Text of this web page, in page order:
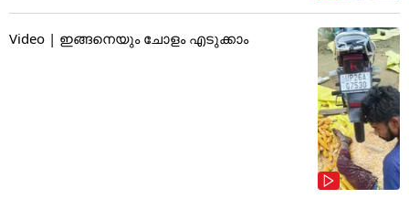
Video | ഇങ്ങനെയും ചോളം എടുക്കാം